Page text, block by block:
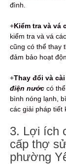
đình.
+Kiểm tra và vá
kiểm tra và vá
cũng có thể thay
đảm bảo hoạt
+Thay đổi và
điện nước có
bình nóng lạnh,
các giải pháp tiết
3. Lợi ích
cấp thợ
phường